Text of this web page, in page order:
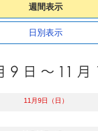
週間表示
日別表示
11月9日（日）